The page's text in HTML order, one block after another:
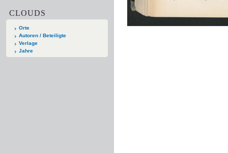
CLOUDS
Orte
Autoren / Beteiligte
Verlage
Jahre